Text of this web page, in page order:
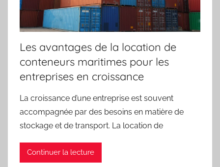
Les avantages de la location de
conteneurs maritimes pour les
entreprises en croissance
La croissance d’une entreprise est souvent
accompagnée par des besoins en matière de
stockage et de transport. La location de
Continuer la lecture